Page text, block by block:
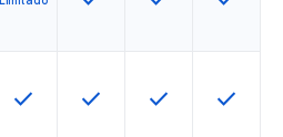
Esta función está disponible en
check Esta función está
check Esta función
check Esta
check